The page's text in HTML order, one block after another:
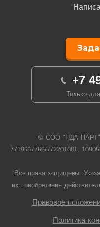
+7
Только
© ООО "ПДА ПАРТ"
7719667766/772201001,
Все права защищены.
их приобретения
Правовое
Политика